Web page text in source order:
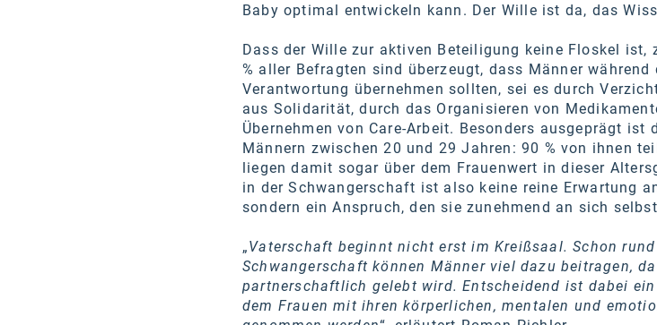
Baby optimal entwickeln kann. Der Wille ist da, das
Dass der Wille zur aktiven Beteiligung keine Floskel ist,
% aller Befragten sind überzeugt, dass Männer
Verantwortung übernehmen sollten, sei es durch
aus Solidarität, durch das Organisieren von
Übernehmen von Care-Arbeit. Besonders ausgeprägt ist
Männern zwischen 20 und 29 Jahren: 90 % von ihnen
liegen damit sogar über dem Frauenwert in dieser
in der Schwangerschaft ist also keine reine Erwartung
sondern ein Anspruch, den sie zunehmend an sich
„Vaterschaft beginnt nicht erst im Kreißsaal. Schon
Schwangerschaft können Männer viel dazu beitragen,
partnerschaftlich gelebt wird. Entscheidend ist dabei
dem Frauen mit ihren körperlichen, mentalen und